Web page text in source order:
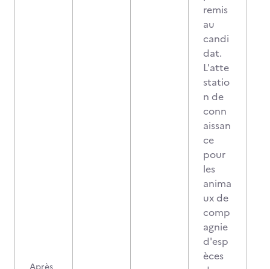
remis
au
candi
dat.
L'atte
statio
n de
conn
aissan
ce
pour
les
anima
ux de
comp
agnie
d'esp
èces